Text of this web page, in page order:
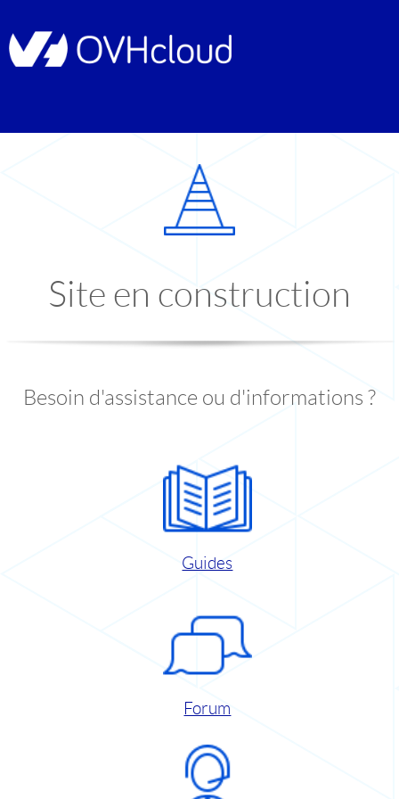
Site en construction
Besoin d'assistance ou d'informations ?
Guides
Forum